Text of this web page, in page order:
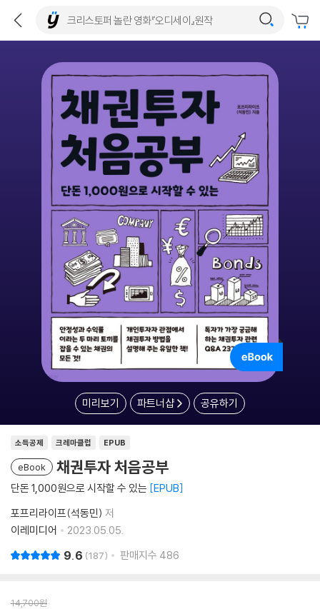
미리보기 파트너샵 공유하기
소득공제 크레마클럽 EPUB
eBook 채권투자 처음공부
단돈 1,000원으로 시작할 수 있는 EPUB
포프리라이프(석동민) 저
이레미디어
2023.05.05.
9.6 187 판매지수 486
14,700원